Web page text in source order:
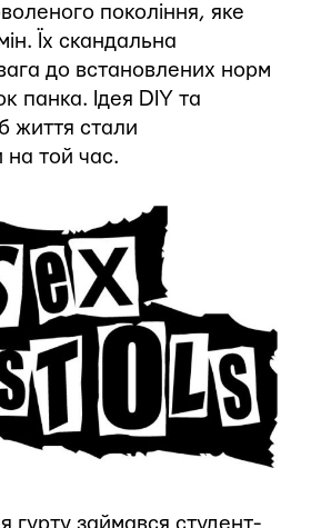
покоління, яке
Їх скандальна
до встановлених норм
панка. Ідея DIY та
життя стали
на той час.
гурту займався студент-